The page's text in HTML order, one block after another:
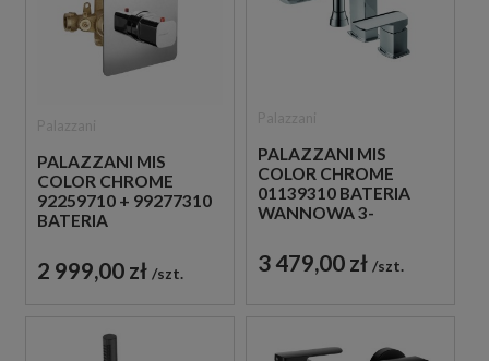
PALAZZANI MIS
COLOR CHROME
92259710 + 99277310
BATERIA
TERMOSTATEM
CHROM
2 999,00 zł szt.
PALAZZANI MIS
COLOR CHROME
01139310 BATERIA
WANNOWA 3-
JEDNOUCHWYTOWA
CHROM
3 479,00 zł szt.